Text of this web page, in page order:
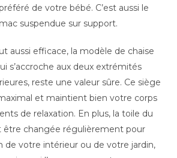
de votre bébé. C’est aussi le
suspendue sur support.
aussi efficace, la modèle de chaise
s’accroche aux deux extrémités
reste une valeur sûre. Ce siège
et maintient bien votre corps
de relaxation. En plus, la toile du
être changée régulièrement pour
de votre intérieur ou de votre jardin,